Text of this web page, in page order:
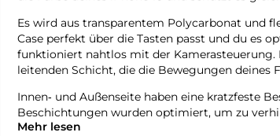
Es wird aus transparentem Poly­carbonat und
Case perfekt über die Tasten passt und du es
funktioniert nahtlos mit der
leitenden Schicht, die die Bewegungen deines
Innen‑ und Außenseite haben eine kratzfeste
Beschich­tungen wurden optimiert, um zu
vergilbt.
Mehr lesen